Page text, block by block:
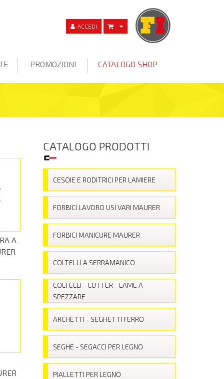
ACCEDI
PROMOZIONI CATALOGO SHOP
A
CATALOGO PRODOTTI
CESOIE E RODITRICI PER LAMIERE
FORBICI LAVORO USI VARI MAURER
FORBICI MANICURE MAURER
COLTELLI A SERRAMANICO
COLTELLI - CUTTER - LAME A
SPEZZARE
ARCHETTI - SEGHETTI FERRO
SEGHE - SEGACCI PER LEGNO
PIALLETTI PER LEGNO